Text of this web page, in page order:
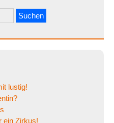
lustig!
ein Zirkus!